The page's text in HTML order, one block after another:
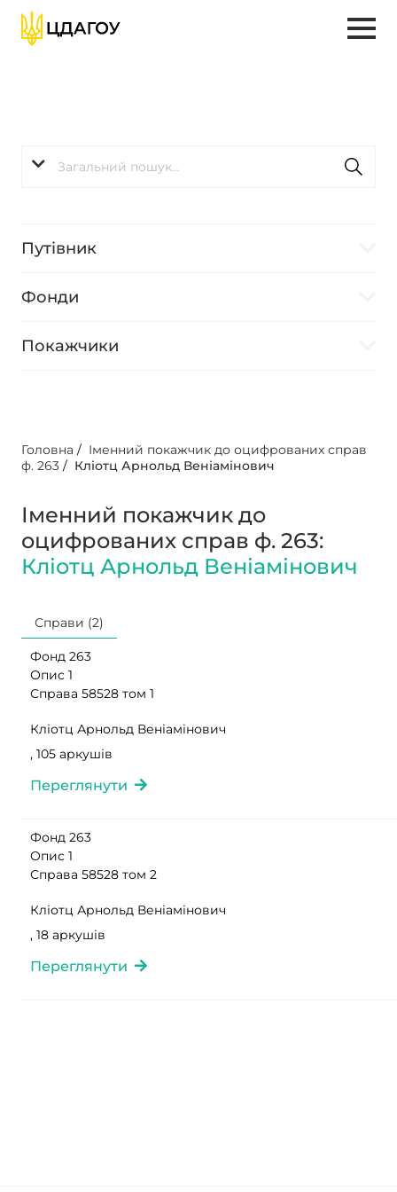
Путівник
Фонди
Покажчики
Головна / Іменний покажчик до оцифрованих справ
ф. 263 / Кліотц Арнольд Веніамінович
Іменний покажчик до
оцифрованих справ ф. 263:
Кліотц Арнольд Веніамінович
Справи (2)
Фонд 263
Опис 1
Справа 58528 том 1
Кліотц Арнольд Веніамінович
, 105 аркушів
Переглянути
Фонд 263
Опис 1
Справа 58528 том 2
Кліотц Арнольд Веніамінович
, 18 аркушів
Переглянути